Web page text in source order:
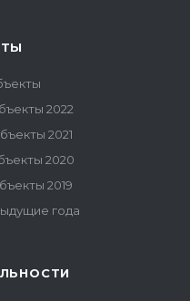
2022
2021
2020
2019
года